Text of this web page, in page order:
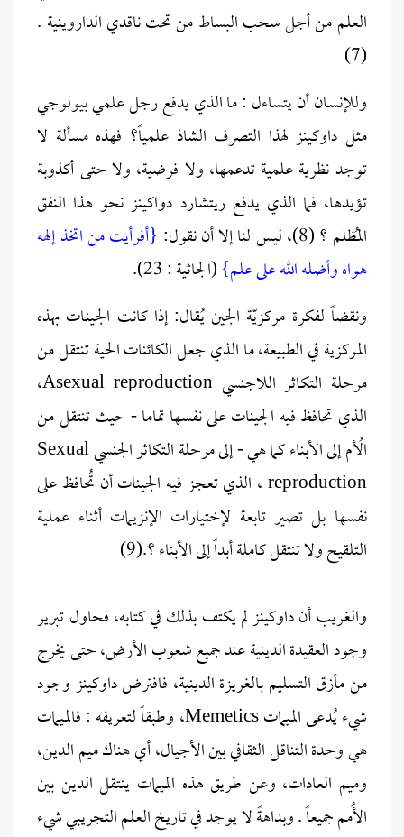
العلم من أجل سحب البساط من تحت ناقدي الداروينية .
(7)
وللإنسـان أن يتساءل : ما الذي يدفع رجل علمي بيولوجي
مثل داوكينز لهذا التصرف الشاذ علمياً؟ فهذه مسألة لا
توجد نظرية علمية تدعمها، ولا فرضية، ولا حتى أكذوبة
تؤيدها، فما الذي يدفع ريتشارد دواكينز نحو هذا النفق
المُظلم ؟ (8)، ليس لنا إلا أن نقول:
{أفرأيت من اتخذ إلهه
هواه وأضله الله على علم}(الجاثية : 23).
ونقضاً لفكرة مركزيّة الجين يُقال: إذا كانت الجينـات بهذه
المركزية في الطبيعة، ما الذي جعل الكائنات الحية تنتقل من
مرحلة التكاثر اللاجنسي Asexual reproduction،
الذي تحافظ فيه الجينات على نفسها تماما - حيث تنتقل من
الُأم إلى الأبناء كما هي - إلى مرحلة التكاثر الجنسي Sexual
reproduction ، الذي تعجز فيه الجينات أن تُحافظ على
نفسها بل تصير تابعة لإختيارات الإنزيمات أثناء عملية
التلقيح ولا تنتقل كاملة أبداً إلى الأبناء ؟.(9)
والغريب أن داوكينز لم يكتف بذلك في كتابه، فحاول تبرير
وجود العقيدة الدينية عند جميع شعوب الأرض، حتى يخرج
من مأزق التسليم بالغريزة الدينية، فافترض داوكينز وجود
شيء يُدعى الميمات Memetics، وطبقاً لتعريفه : فالميمات
هي وحدة التناقل الثقافي بين الأجيال، أي هناك ميم الدين،
وميم العادات، وعن طريق هذه الميمات ينتقل الدين بين
الأُمم جميعاً . وبداهةً لا يوجد في تاريخ العلم التجريبي شيء